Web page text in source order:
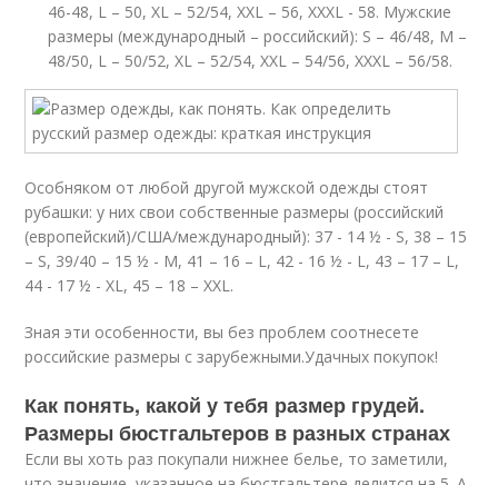
46-48, L – 50, XL – 52/54, XXL – 56, XXXL - 58. Мужские
размеры (международный – российский): S – 46/48, M –
48/50, L – 50/52, XL – 52/54, ХXL – 54/56, XXXL – 56/58.
Особняком от любой другой мужской одежды стоят
рубашки: у них свои собственные размеры (российский
(европейский)/США/международный): 37 - 14 ½ - S, 38 – 15
– S, 39/40 – 15 ½ - М, 41 – 16 – L, 42 - 16 ½ - L, 43 – 17 – L,
44 - 17 ½ - XL, 45 – 18 – XXL.
Зная эти особенности, вы без проблем соотнесете
российские размеры с зарубежными.Удачных покупок!
Как понять, какой у тебя размер грудей.
Размеры бюстгальтеров в разных странах
Если вы хоть раз покупали нижнее белье, то заметили,